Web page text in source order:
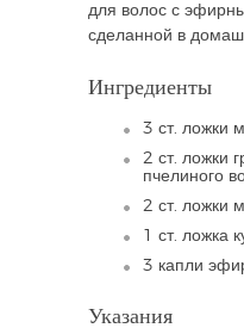
для волос с
сделанной в
Ингредиенты
3 ст. ложки
2 ст. ложки
пчелиного
2 ст. ложки
1 ст. ложка
3 капли
Указания